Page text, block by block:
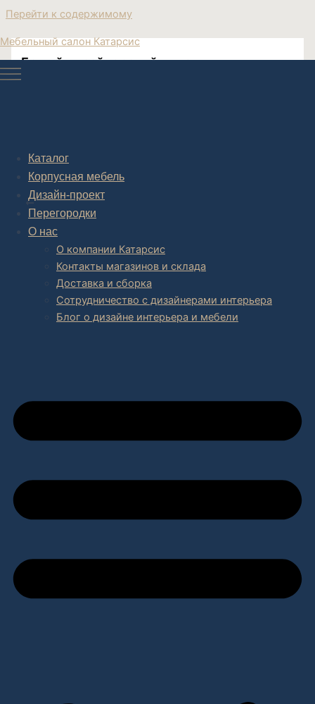
Перейти к содержимому
Мебельный салон Катарсис
Каталог
Корпусная мебель
Дизайн-проект
Перегородки
О нас
О компании Катарсис
Контакты магазинов и склада
Доставка и сборка
Сотрудничество с дизайнерами интерьера
Блог о дизайне интерьера и мебели
Белый дизайнерский диван
Post navigation
НАЗАД